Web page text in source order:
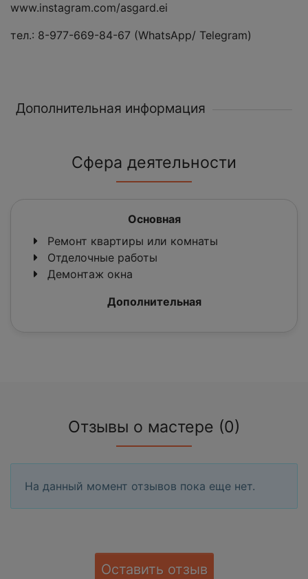
www.instagram.com/asgard.ei
тел.: 8-977-669-84-67 (WhatsApp/ Telegram)
Дополнительная информация
Сфера деятельности
Основная
Ремонт квартиры или комнаты
Отделочные работы
Демонтаж окна
Дополнительная
Отзывы о мастере (0)
На данный момент отзывов пока еще нет.
Оставить отзыв